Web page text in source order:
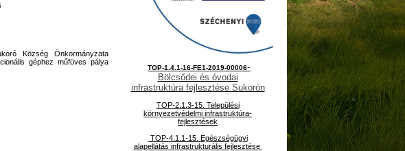
Község Önkormányzata
géphez műfüves pálya
TOP-1.4.1-16-FE1-2019-00006-
Bölcsődei és óvodai
infrastruktúra fejlesztése Sukorón
TOP-2.1.3-15. Települési
környezetvédelmi infrastruktúra-
fejlesztések
TOP-4.1.1-15. Egészségügyi
alapellátás infrastrukturális fejlesztése